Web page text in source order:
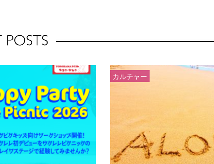
カルチャー